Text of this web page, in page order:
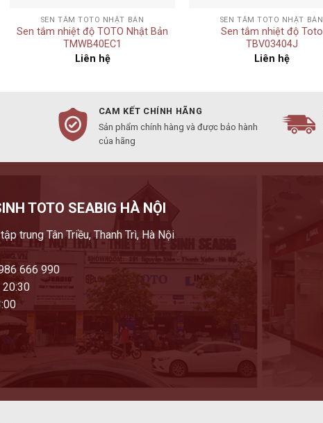
SEN TẮM TOTO NHẬT BẢN
Sen tắm nhiệt độ TOTO Nhật Bản
TMWB40EC1
Liên hệ
SEN TẮM TOTO NHẬT BẢN
Sen tắm nhiệt độ Toto
TBV03404J
Liên hệ
CAM KẾT CHÍNH HÃNG
Sản phẩm chính hàng và được bảo hành
của hãng
TOTO SEABIG HÀ NỘI
trung Tân Triều, Thanh Trì, Hà Nội
666 990
20:30